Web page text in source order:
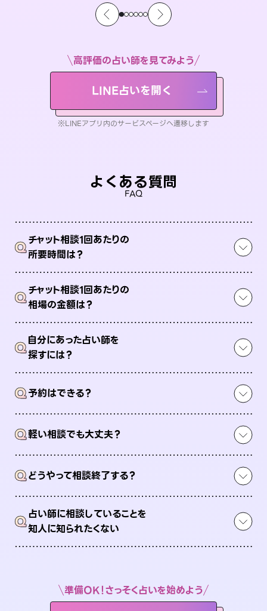
高評価の占い師を見てみよう
LINE占いを開く
※LINEアプリ内のサービスページへ遷移します
よくある質問
FAQ
Qチャット相談1回あたりの
所要時間は？
Qチャット相談1回あたりの
相場の金額は？
Q自分にあった占い師を
探すには？
Q予約はできる？
Q軽い相談でも大丈夫？
Qどうやって相談終了する？
Q占い師に相談していることを
知人に知られたくない
準備OK！さっそく占いを始めよう